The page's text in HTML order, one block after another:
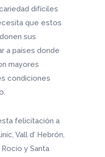
difíciles
que estos
sus
a países donde
mayores
condiciones
felicitación a
Vall d’ Hebrón,
y Santa